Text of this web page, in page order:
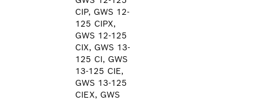
CIP, GWS 12-
125 CIPX,
GWS 12-125
CIX, GWS 13-
125 CI, GWS
13-125 CIE,
GWS 13-125
CIEX, GWS